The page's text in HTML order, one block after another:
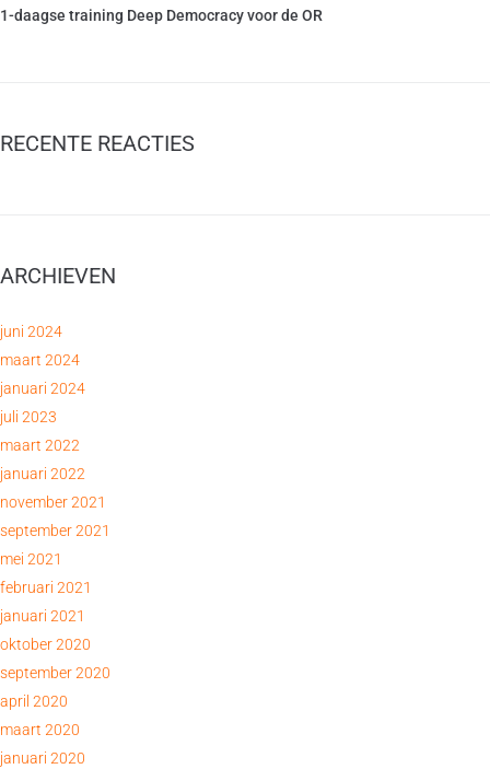
1-daagse training Deep Democracy voor de OR
RECENTE REACTIES
ARCHIEVEN
juni 2024
maart 2024
januari 2024
juli 2023
maart 2022
januari 2022
november 2021
september 2021
mei 2021
februari 2021
januari 2021
oktober 2020
september 2020
april 2020
maart 2020
januari 2020